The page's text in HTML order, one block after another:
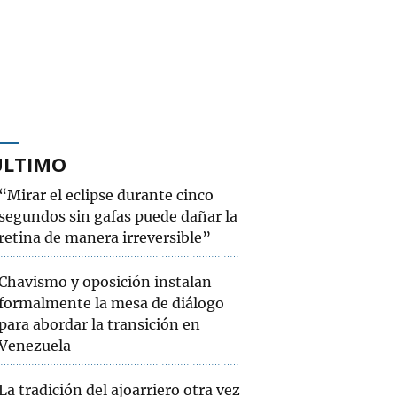
“Mirar el eclipse durante cinco
sin gafas puede dañar la
de manera irreversible”
y oposición instalan
la mesa de diálogo
abordar la transición en
tradición del ajoarriero otra vez